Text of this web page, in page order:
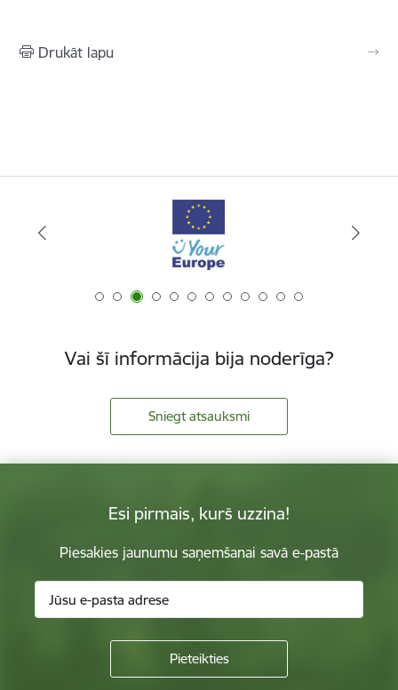
Drukāt lapu
Vai šī informācija bija noderīga?
Sniegt atsauksmi
Esi pirmais, kurš uzzina!
Piesakies jaunumu saņemšanai savā e-pastā